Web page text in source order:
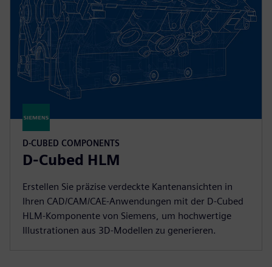
D-CUBED COMPONENTS
D-Cubed HLM
Erstellen Sie präzise verdeckte Kantenansichten in
Ihren CAD/CAM/CAE-Anwendungen mit der D-Cubed
HLM-Komponente von Siemens, um hochwertige
Illustrationen aus 3D-Modellen zu generieren.